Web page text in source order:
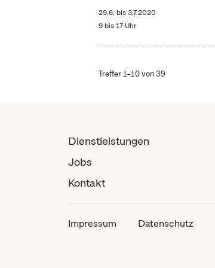
29.6. bis3.7.2020
9 bis 17 Uhr
Treffer 1–10 von 39
Dienstleistungen
Jobs
Kontakt
Impressum Datenschutz